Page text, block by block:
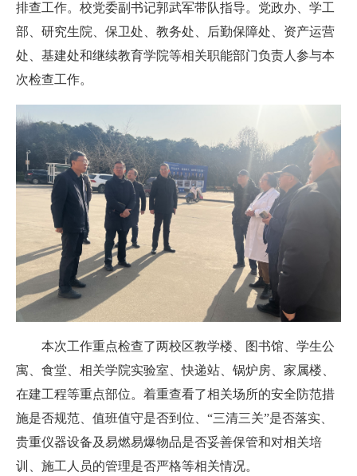
排查工作。校党委副书记郭武军带队指导。党政办、学工
部、研究生院、保卫处、教务处、后勤保障处、资产运营
处、基建处和继续教育学院等相关职能部门负责人参与本
次检查工作。
本次工作重点检查了两校区教学楼、图书馆、学生公
寓、食堂、相关学院实验室、快递站、锅炉房、家属楼、
在建工程等重点部位。着重查看了相关场所的安全防范措
施是否规范、值班值守是否到位、“三清三关”是否落实、
贵重仪器设备及易燃易爆物品是否妥善保管和对相关培
训、施工人员的管理是否严格等相关情况。